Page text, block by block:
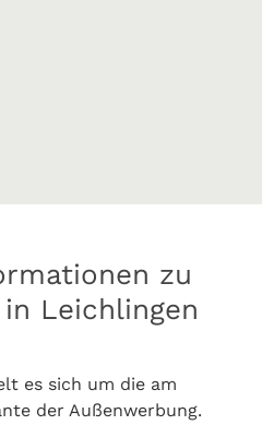
zu
Leichlingen
es sich um die am
der Außenwerbung.